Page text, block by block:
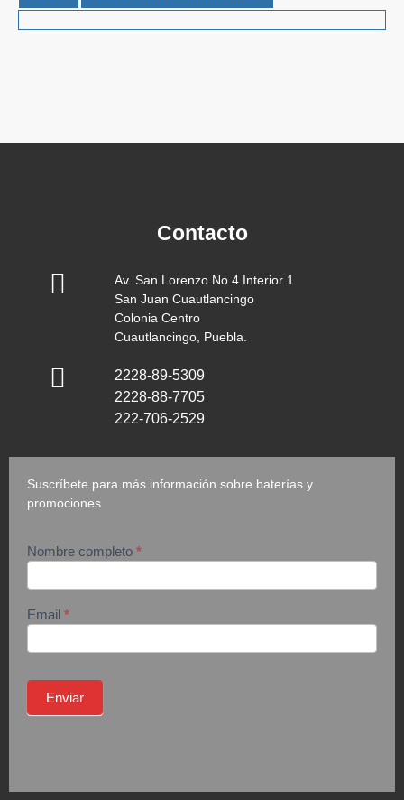
Contacto
Av. San Lorenzo No.4 Interior 1
San Juan Cuautlancingo
Colonia Centro
Cuautlancingo, Puebla.
2228-89-5309
2228-88-7705
222-706-2529
Suscríbete para más información sobre baterías y
promociones
suscripción
Nombre completo *
Email *
Enviar